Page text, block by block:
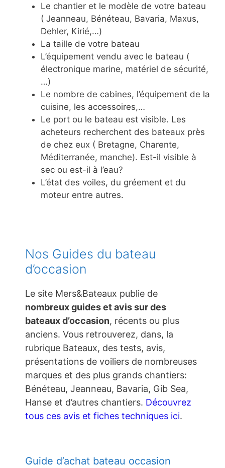
Le chantier et le modèle de votre bateau
( Jeanneau, Bénéteau, Bavaria, Maxus,
Dehler, Kirié,…)
La taille de votre bateau
L’équipement vendu avec le bateau (
électronique marine, matériel de sécurité,
…)
Le nombre de cabines, l’équipement de la
cuisine, les accessoires,…
Le port ou le bateau est visible. Les
acheteurs recherchent des bateaux près
de chez eux ( Bretagne, Charente,
Méditerranée, manche). Est-il visible à
sec ou est-il à l’eau?
L’état des voiles, du gréement et du
moteur entre autres.
Nos Guides du bateau
d’occasion
Le site Mers&Bateaux publie de
nombreux guides et avis sur des
bateaux d’occasion, récents ou plus
anciens. Vous retrouverez, dans, la
rubrique Bateaux, des tests, avis,
présentations de voiliers de nombreuses
marques et des plus grands chantiers:
Bénéteau, Jeanneau, Bavaria, Gib Sea,
Hanse et d’autres chantiers. Découvrez
tous ces avis et fiches techniques ici.
Guide d’achat bateau occasion